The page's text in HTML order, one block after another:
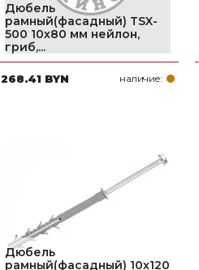
Дюбель
рамный(фасадный) TSX-
500 10х80 мм нейлон,
гриб,...
268.41 BYN наличие:
Дюбель
рамный(фасадный) 10х120